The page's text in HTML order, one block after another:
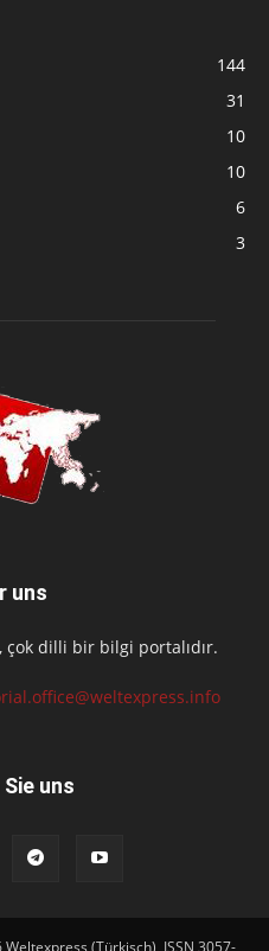
144
31
10
10
6
3
uns
çok dilli bir bilgi portalıdır.
uns